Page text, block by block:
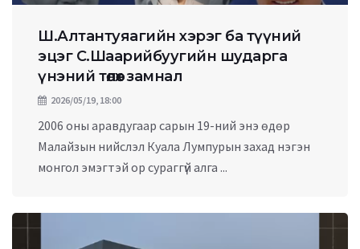
Ш.Алтантуяагийн хэрэг ба түүний
эцэг С.Шаарийбуугийн шударга
үнэний төлөөх замнал
2026/05/19, 18:00
2006 оны аравдугаар сарын 19-ний энэ өдөр
Малайзын нийслэл Куала Лумпурын захад нэгэн
монгол эмэгтэй ор сураггүй алга ...